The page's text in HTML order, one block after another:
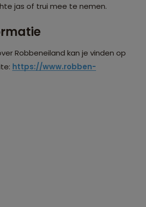
jas of trui mee te nemen.
Robbeneiland kan je vinden op
https://www.robben-